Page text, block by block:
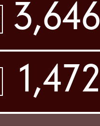
3,646
1,472